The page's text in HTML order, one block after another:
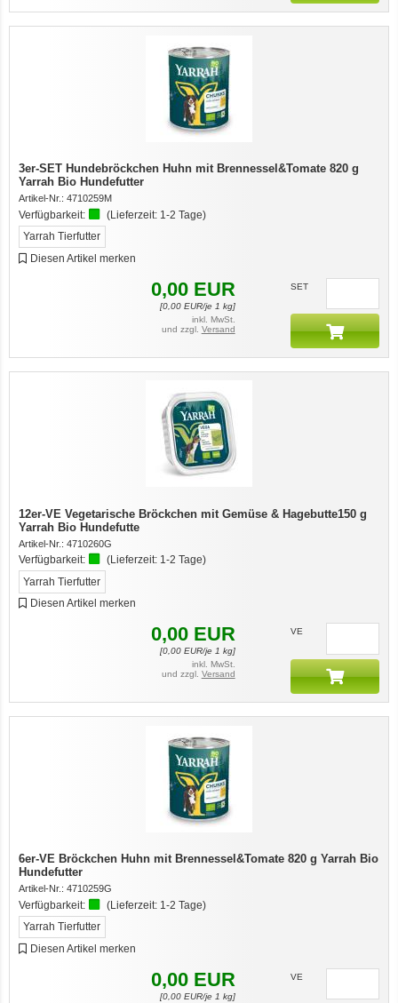
3er-SET Hundebröckchen Huhn mit Brennessel&Tomate 820 g
Yarrah Bio Hundefutter
Artikel-Nr.: 4710259M
Verfügbarkeit: (Lieferzeit: 1-2 Tage)
Yarrah Tierfutter
Diesen Artikel merken
0,00 EUR
[0,00EUR/je 1 kg]
inkl. MwSt.
und zzgl. Versand
SET
12er-VE Vegetarische Bröckchen mit Gemüse & Hagebutte150 g
Yarrah Bio Hundefutte
Artikel-Nr.: 4710260G
Verfügbarkeit: (Lieferzeit: 1-2 Tage)
Yarrah Tierfutter
Diesen Artikel merken
0,00 EUR
[0,00EUR/je 1 kg]
inkl. MwSt.
und zzgl. Versand
VE
6er-VE Bröckchen Huhn mit Brennessel&Tomate 820 g Yarrah Bio
Hundefutter
Artikel-Nr.: 4710259G
Verfügbarkeit: (Lieferzeit: 1-2 Tage)
Yarrah Tierfutter
Diesen Artikel merken
0,00 EUR
[0,00EUR/je 1 kg]
VE